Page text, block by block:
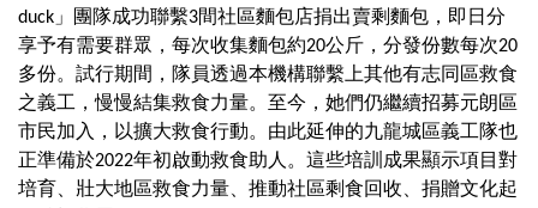
duck」團隊成功聯繫3間社區麵包店捐出賣剩麵包，即日分
享予有需要群眾，每次收集麵包約20公斤，分發份數每次20
多份。試行期間，隊員透過本機構聯繫上其他有志同區救食
之義工，慢慢結集救食力量。至今，她們仍繼續招募元朗區
市民加入，以擴大救食行動。由此延伸的九龍城區義工隊也
正準備於2022年初啟動救食助人。這些培訓成果顯示項目對
培育、壯大地區救食力量、推動社區剩食回收、捐贈文化起